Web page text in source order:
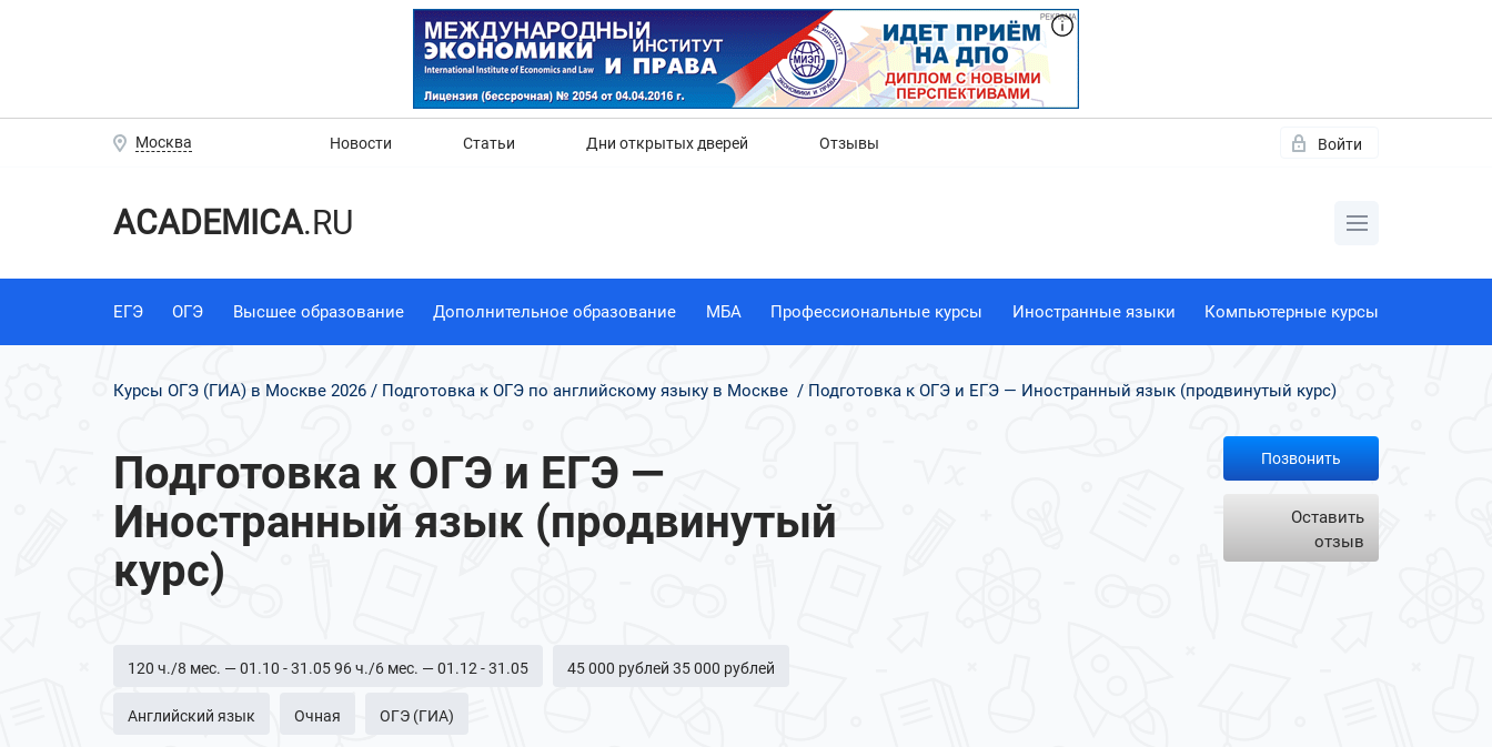
Москва Новости Статьи Дни открытых дверей Отзывы Войти
ACADEMICA.RU
ЕГЭ ОГЭ Высшее образование Дополнительное образование МБА Профессиональные курсы Иностранные языки Компьютерные курсы
Курсы ОГЭ (ГИА) в Москве 2026 Подготовка к ОГЭ по английскому языку в Москве Подготовка к ОГЭ и ЕГЭ — Иностранный язык (продвинутый курс)
Подготовка к ОГЭ и ЕГЭ —
Иностранный язык (продвинутый
курс)
120 ч./8 мес. — 01.10 - 31.05 96 ч./6 мес. — 01.12 - 31.05 45 000 рублей 35 000 рублей
Английский язык Очная ОГЭ (ГИА)
Позвонить
Оставить
отзыв
Нет